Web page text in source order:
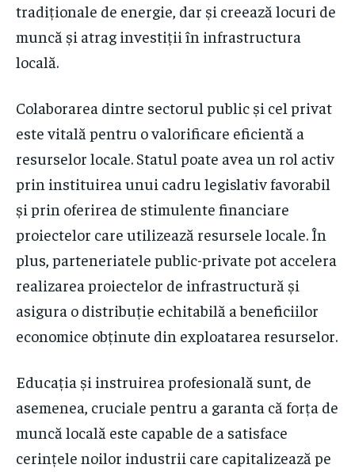
tradiționale de energie, dar și creează locuri de
muncă și atrag investiții în infrastructura
locală.
Colaborarea dintre sectorul public și cel privat
este vitală pentru o valorificare eficientă a
resurselor locale. Statul poate avea un rol activ
prin instituirea unui cadru legislativ favorabil
și prin oferirea de stimulente financiare
proiectelor care utilizează resursele locale. În
plus, parteneriatele public-private pot accelera
realizarea proiectelor de infrastructură și
asigura o distribuție echitabilă a beneficiilor
economice obținute din exploatarea resurselor.
Educația și instruirea profesională sunt, de
asemenea, cruciale pentru a garanta că forța de
muncă locală este capable de a satisface
cerințele noilor industrii care capitalizează pe